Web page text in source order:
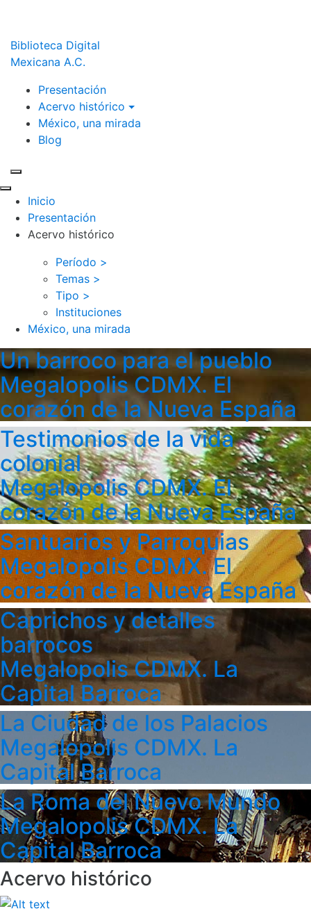
Biblioteca Digital
Mexicana A.C.
Presentación
Acervo histórico
México, una mirada
Blog
Inicio
Presentación
Acervo histórico
Período >
Temas >
Tipo >
Instituciones
México, una mirada
Un barroco para el pueblo
Megalopolis CDMX. El
corazón de la Nueva España
Testimonios de la vida
colonial
Megalopolis CDMX. El
corazón de la Nueva España
Santuarios y Parroquias
Megalopolis CDMX. El
corazón de la Nueva España
Caprichos y detalles
barrocos
Megalopolis CDMX. La
Capital Barroca
La Ciudad de los Palacios
Megalopolis CDMX. La
Capital Barroca
La Roma del Nuevo Mundo
Megalopolis CDMX. La
Capital Barroca
Acervo histórico